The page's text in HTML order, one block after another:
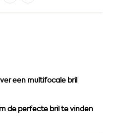
n
m
o
een multifocale bril
de perfecte bril te vinden